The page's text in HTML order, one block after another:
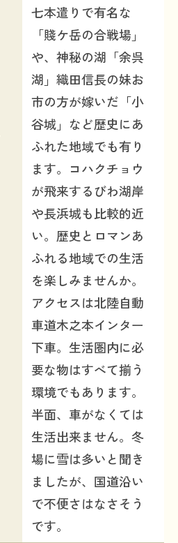
七本遣りで有名な
「賤ケ岳の合戦場」
や、神秘の湖「余呉
湖」織田信長の妹お
市の方が嫁いだ「小
谷城」など歴史にあ
ふれた地域でも有り
ます。コハクチョウ
が飛来するびわ湖岸
や長浜城も比較的近
い。歴史とロマンあ
ふれる地域での生活
を楽しみませんか。
アクセスは北陸自動
車道木之本インター
下車。生活圏内に必
要な物はすべて揃う
環境でもあります。
半面、車がなくては
生活出来ません。冬
場に雪は多いと聞き
ましたが、国道沿い
で不便さはなさそう
です。